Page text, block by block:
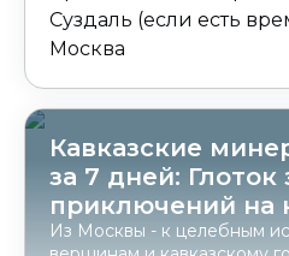
Суздаль (если есть
Москва
Кавказские
за 7 дней: Глоток
приключений на
Из Москвы - к целебным